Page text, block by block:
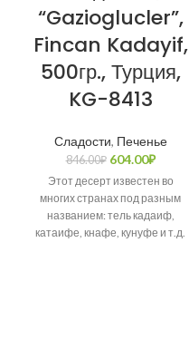
“Gazioglucler”,
Fincan Kadayif,
500гр., Турция,
KG-8413
Сладости, Печенье
846.00₽ 604.00₽
Этот десерт известен во
многих странах под разным
названием: тель кадаиф,
катаифе, кнафе, кунуфе и т.д.